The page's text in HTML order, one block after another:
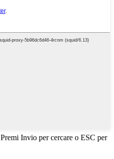
Premi Invio per cercare o ESC per